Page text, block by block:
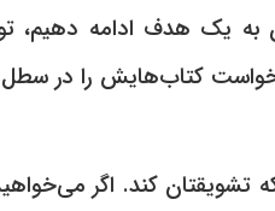
به یک هدف ادامه دهیم،
کتاب‌هایش را در سطل
تشویقتان کند. اگر